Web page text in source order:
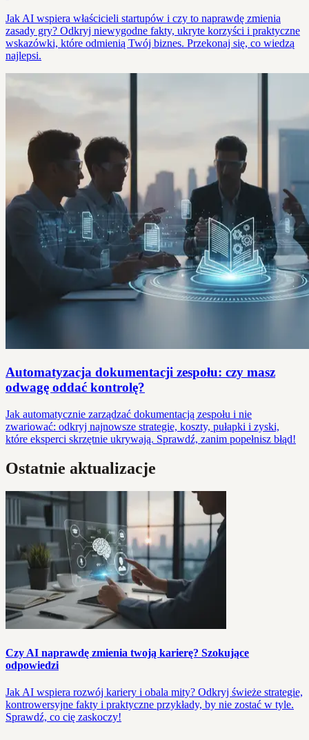
Jak AI wspiera właścicieli startupów i czy to naprawdę zmienia
zasady gry? Odkryj niewygodne fakty, ukryte korzyści i praktyczne
wskazówki, które odmienią Twój biznes. Przekonaj się, co wiedzą
najlepsi.
Automatyzacja dokumentacji zespołu: czy masz
odwagę oddać kontrolę?
Jak automatycznie zarządzać dokumentacją zespołu i nie
zwariować: odkryj najnowsze strategie, koszty, pułapki i zyski,
które eksperci skrzętnie ukrywają. Sprawdź, zanim popełnisz błąd!
Ostatnie aktualizacje
Czy AI naprawdę zmienia twoją karierę? Szokujące
odpowiedzi
Jak AI wspiera rozwój kariery i obala mity? Odkryj świeże strategie,
kontrowersyjne fakty i praktyczne przykłady, by nie zostać w tyle.
Sprawdź, co cię zaskoczy!